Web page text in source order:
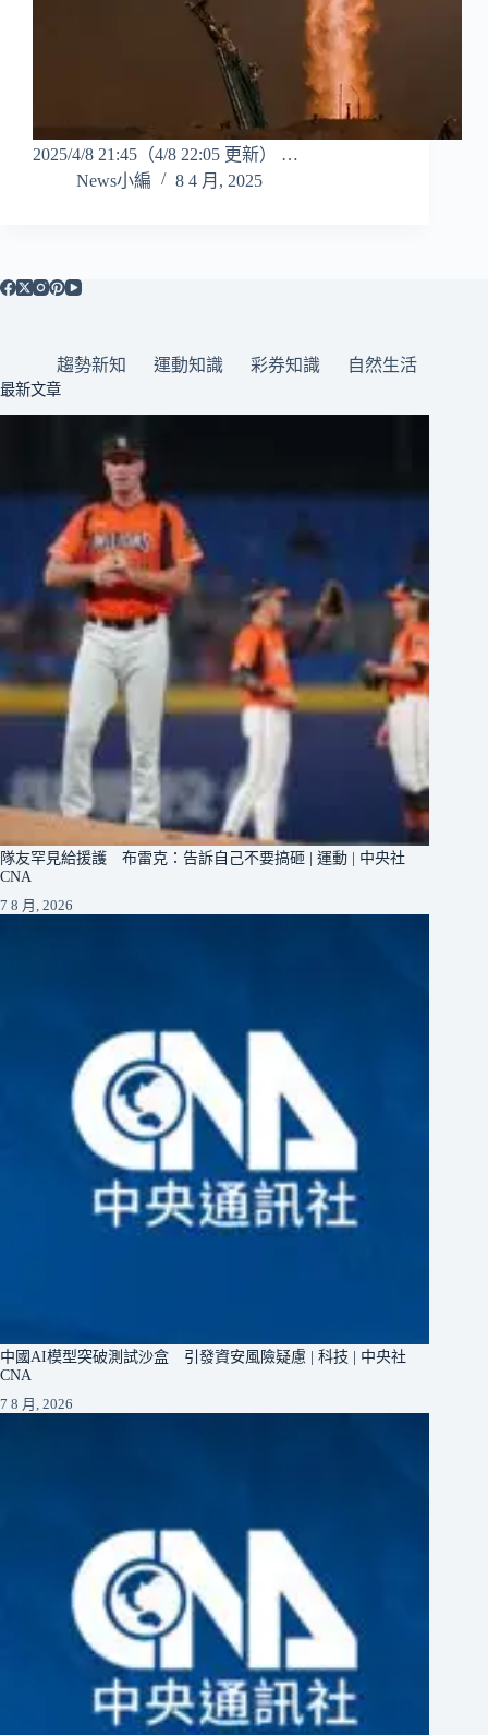
2025/4/8 21:45（4/8 22:05 更新） …
News小編
8 4 月, 2025
趨勢新知 運動知識 彩券知識 自然生活
最新文章
隊友罕見給援護 布雷克：告訴自己不要搞砸 | 運動 | 中央社
CNA
7 8 月, 2026
中國AI模型突破測試沙盒 引發資安風險疑慮 | 科技 | 中央社
CNA
7 8 月, 2026